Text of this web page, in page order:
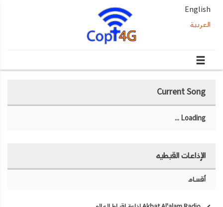
English
العربية
Current Song
Loading ...
الإذاعات القبطيه
أقسام